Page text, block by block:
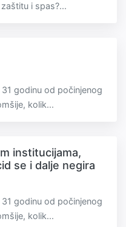
i spas?...
godinu od počinjenog
kolik...
institucijama,
se i dalje negira
godinu od počinjenog
kolik...